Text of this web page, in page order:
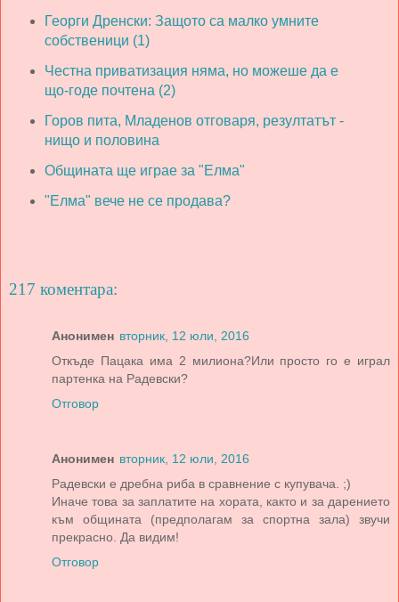
Георги Дренски: Защото са малко умните
собственици (1)
Честна приватизация няма, но можеше да е
що-годе почтена (2)
Горов пита, Младенов отговаря, резултатът -
нищо и половина
Общината ще играе за "Елма"
"Елма" вече не се продава?
217 коментара:
Анонимен вторник, 12 юли, 2016
Откъде Пацака има 2 милиона?Или просто го е играл
партенка на Радевски?
Отговор
Анонимен вторник, 12 юли, 2016
Радевски е дребна риба в сравнение с купувача. ;)
Иначе това за заплатите на хората, както и за дарението
към общината (предполагам за спортна зала) звучи
прекрасно. Да видим!
Отговор